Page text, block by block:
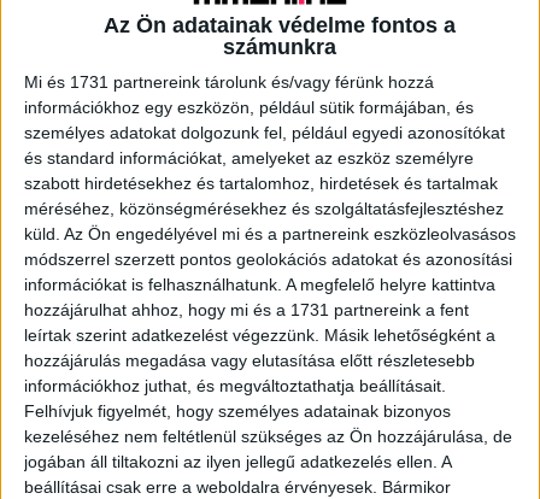
Az Ön adatainak védelme fontos a
számunkra
Mi és 1731 partnereink tárolunk és/vagy férünk hozzá
információkhoz egy eszközön, például sütik formájában, és
személyes adatokat dolgozunk fel, például egyedi azonosítókat
és standard információkat, amelyeket az eszköz személyre
szabott hirdetésekhez és tartalomhoz, hirdetések és tartalmak
méréséhez, közönségmérésekhez és szolgáltatásfejlesztéshez
küld. Az Ön engedélyével mi és a partnereink eszközleolvasásos
módszerrel szerzett pontos geolokációs adatokat és azonosítási
információkat is felhasználhatunk. A megfelelő helyre kattintva
hozzájárulhat ahhoz, hogy mi és a 1731 partnereink a fent
leírtak szerint adatkezelést végezzünk. Másik lehetőségként a
hozzájárulás megadása vagy elutasítása előtt részletesebb
információkhoz juthat, és megváltoztathatja beállításait.
Felhívjuk figyelmét, hogy személyes adatainak bizonyos
kezeléséhez nem feltétlenül szükséges az Ön hozzájárulása, de
jogában áll tiltakozni az ilyen jellegű adatkezelés ellen. A
beállításai csak erre a weboldalra érvényesek. Bármikor
Átszervezés a Telexnél, Dull egyedül
főszerkesztő
Média 2021. december 21.
Január elsejétől Dull Szabolcs egyedül lesz főszerkesztő
a Telexnél, az eddigi alapító főszerkesztő, Munk Veronika
tartalomfejlesztési vezetőként dolgozik tovább – derül ki
a portál...